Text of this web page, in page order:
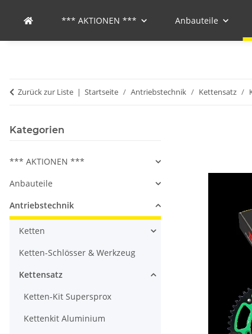
*** AKTIONEN *** Anbauteile
Zurück zur Liste Startseite Antriebstechnik Kettensatz
Kategorien
*** AKTIONEN ***
Anbauteile
Antriebstechnik
Ketten
Ketten-Schlösser & Werkzeug
Kettensatz
Ketten-Kit Supersprox
Kettenkit Aluminium